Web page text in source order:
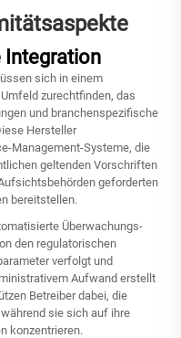
Integration
sich in einem
zurechtfinden, das
und branchenspezifische
Hersteller
Management-Systeme, die
geltenden Vorschriften
geforderten
bereitstellen.
Überwachungs-
den regulatorischen
verfolgt und
Aufwand erstellt
Betreiber dabei, die
sie sich auf ihre
konzentrieren.